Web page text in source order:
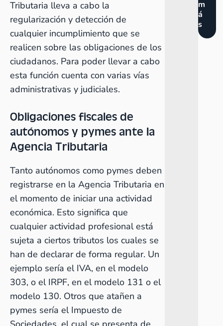
Tributaria lleva a cabo la
regularización y detección de
cualquier incumplimiento que se
realicen sobre las obligaciones de los
ciudadanos. Para poder llevar a cabo
esta función cuenta con varias vías
administrativas y judiciales.
Obligaciones fiscales de
autónomos y pymes ante la
Agencia Tributaria
Tanto autónomos como pymes deben
registrarse en la Agencia Tributaria en
el momento de iniciar una actividad
económica. Esto significa que
cualquier actividad profesional está
sujeta a ciertos tributos los cuales se
han de declarar de forma regular. Un
ejemplo sería el IVA, en el modelo
303, o el IRPF, en el modelo 131 o el
modelo 130. Otros que atañen a
pymes sería el Impuesto de
m
á
s